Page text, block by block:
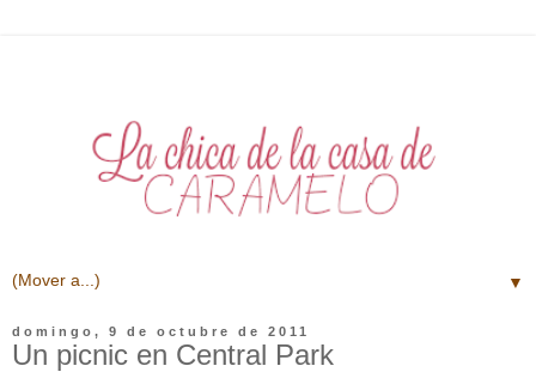
▼
domingo, 9 de octubre de 2011
Un picnic en Central Park